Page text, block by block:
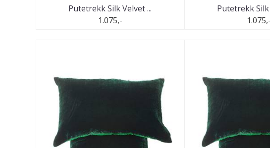
Putetrekk Silk Velvet ...
1.075,-
Putetrekk Silk
1.075,-